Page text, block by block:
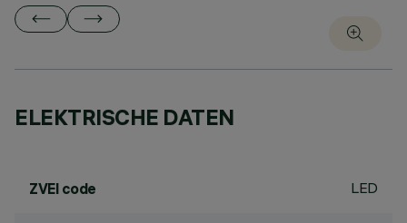
ELEKTRISCHE DATEN
ZVEI code LED